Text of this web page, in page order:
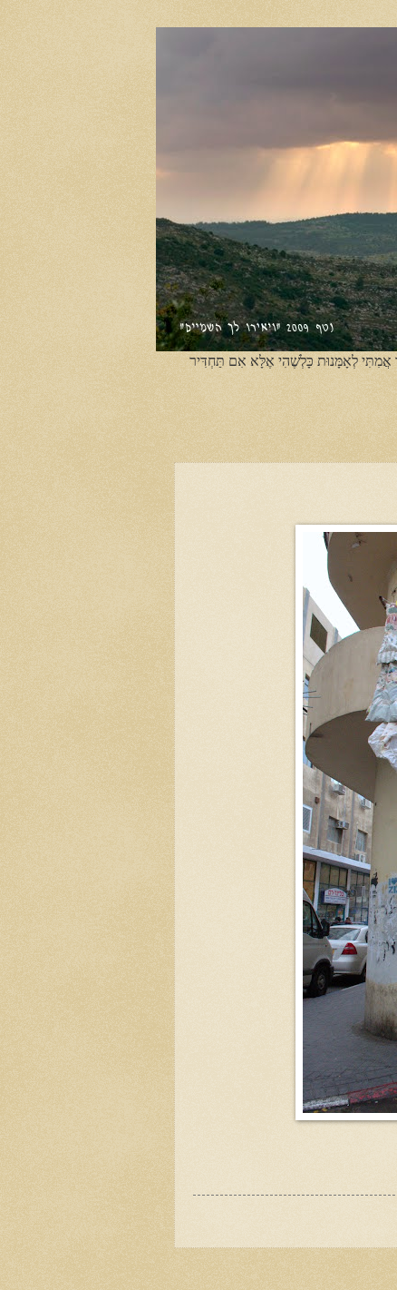
אֲמִתִּי לְאָמָּנוּת כָּלְשֶׁהִי אֶלָּא אִם תַּחְדִּיר